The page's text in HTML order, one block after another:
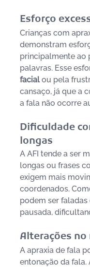
Esforço
Crianças com
demonstram
principalmente ao
palavras. Esse
facial ou pela
cansaço, já que a
a fala não ocorre
Dificuldade
longas
A AFI tende a ser
longas ou frases
exigem mais
coordenados.
podem ser
pausada,
Alterações
A apraxia de fala
entonação da fala.